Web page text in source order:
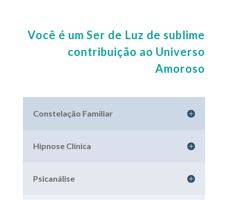
Você é um Ser de Luz de sublime
contribuição ao Universo
Amoroso
Constelação Familiar
Hipnose Clínica
Psicanálise